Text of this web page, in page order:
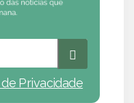
Privacidade